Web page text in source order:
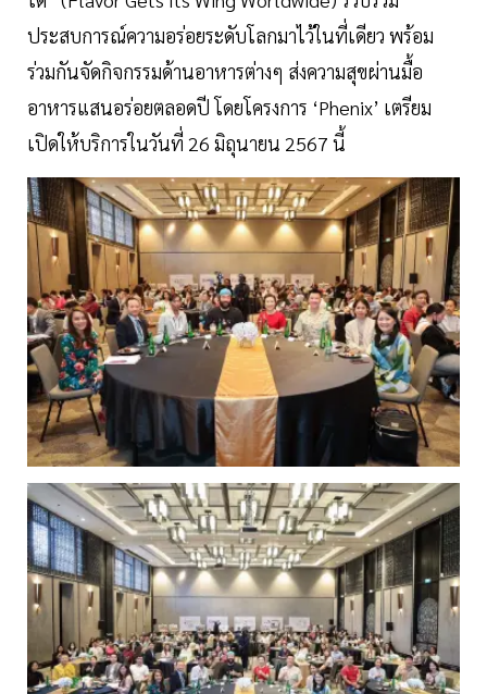
ประสบการณ์ความอร่อยระดับโลกมาไว้ในที่เดียว พร้อม
ร่วมกันจัดกิจกรรมด้านอาหารต่างๆ ส่งความสุขผ่านมื้อ
อาหารแสนอร่อยตลอดปี โดยโครงการ ‘Phenix’ เตรียม
เปิดให้บริการในวันที่ 26 มิถุนายน 2567 นี้